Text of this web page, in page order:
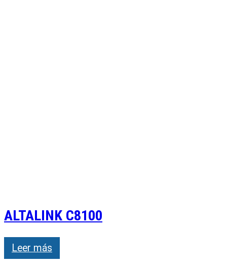
ALTALINK C8100
Leer más